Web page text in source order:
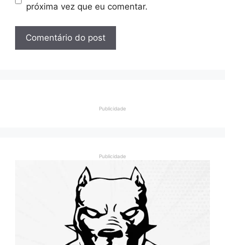
próxima vez que eu comentar.
Publicidade
Publicidade